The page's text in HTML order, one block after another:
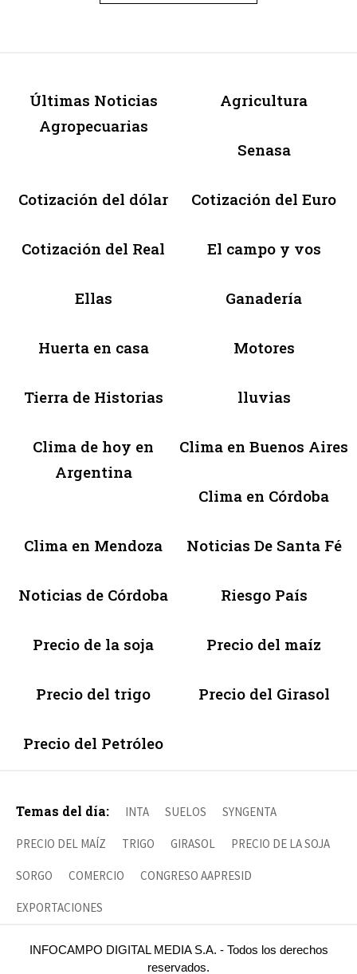
Últimas Noticias
Agropecuarias
Agricultura
Senasa
Cotización del dólar Cotización del Euro
Cotización del Real El campo y vos
Ellas Ganadería
Huerta en casa Motores
Tierra de Historias lluvias
Clima de hoy en
Argentina
Clima en Buenos Aires
Clima en Córdoba
Clima en Mendoza Noticias De Santa Fé
Noticias de Córdoba Riesgo País
Precio de la soja Precio del maíz
Precio del trigo Precio del Girasol
Precio del Petróleo
Temas del día: INTA SUELOS SYNGENTA
PRECIO DEL MAÍZ TRIGO GIRASOL PRECIO DE LA SOJA
SORGO COMERCIO CONGRESO AAPRESID
EXPORTACIONES
INFOCAMPO DIGITAL MEDIA S.A. - Todos los derechos
reservados.